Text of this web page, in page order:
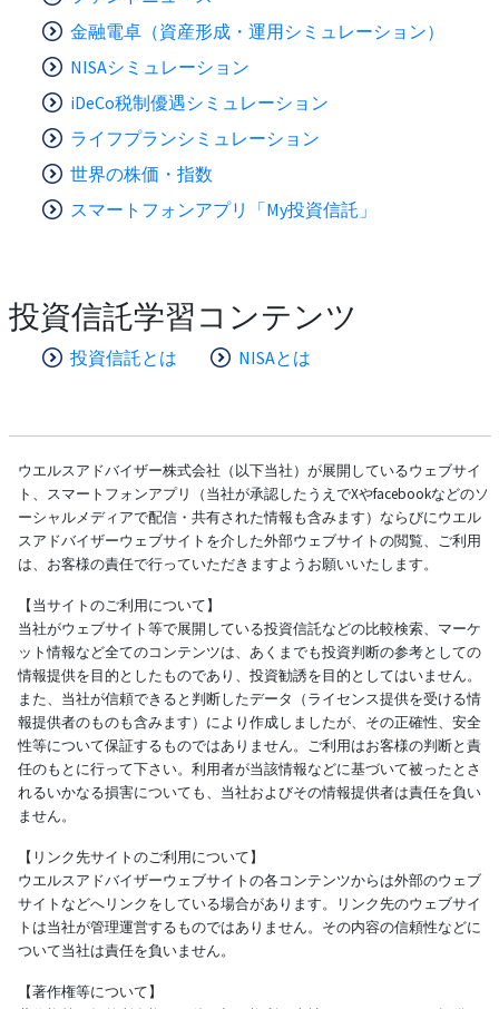
金融電卓（資産形成・運用シミュレーション）
NISAシミュレーション
iDeCo税制優遇シミュレーション
ライフプランシミュレーション
世界の株価・指数
スマートフォンアプリ「My投資信託」
投資信託学習コンテンツ
投資信託とは NISAとは
ウエルスアドバイザー株式会社（以下当社）が展開しているウェブサイ
ト、スマートフォンアプリ（当社が承認したうえでXやfacebookなどのソ
ーシャルメディアで配信・共有された情報も含みます）ならびにウエル
スアドバイザーウェブサイトを介した外部ウェブサイトの閲覧、ご利用
は、お客様の責任で行っていただきますようお願いいたします。
【当サイトのご利用について】
当社がウェブサイト等で展開している投資信託などの比較検索、マーケ
ット情報など全てのコンテンツは、あくまでも投資判断の参考としての
情報提供を目的としたものであり、投資勧誘を目的としてはいません。
また、当社が信頼できると判断したデータ（ライセンス提供を受ける情
報提供者のものも含みます）により作成しましたが、その正確性、安全
性等について保証するものではありません。ご利用はお客様の判断と責
任のもとに行って下さい。利用者が当該情報などに基づいて被ったとさ
れるいかなる損害についても、当社およびその情報提供者は責任を負い
ません。
【リンク先サイトのご利用について】
ウエルスアドバイザーウェブサイトの各コンテンツからは外部のウェブ
サイトなどへリンクをしている場合があります。リンク先のウェブサイ
トは当社が管理運営するものではありません。その内容の信頼性などに
ついて当社は責任を負いません。
【著作権等について】